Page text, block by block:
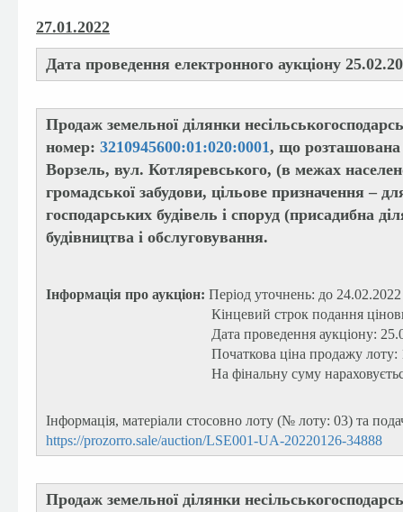
27.01.2022
Дата проведення електронного аукціону
Продаж земельної ділянки
номер: 3210945600:01:020:0001, що розташована
Ворзель, вул. Котляревського, (в межах
громадської забудови, цільове призначення –
господарських будівель і споруд (присадибна
будівництва і обслуговування.
Інформація про аукціон: Період уточнень: до
Кінцевий строк подання цінових
Дата проведення аукціону:
Початкова ціна продажу лоту: 1 020
На фінальну суму нараховується
Інформація, матеріали стосовно лоту (№ лоту: 03) та
https://prozorro.sale/auction/LSE001-UA-20220126-34888
Продаж земельної ділянки